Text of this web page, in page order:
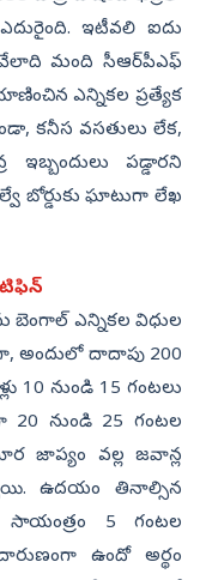
ఇటీవలి ఐదు
వేలాది మంది సీఆర్‌పీఎఫ్
ఎన్నికల ప్రత్యేక
కనీస వసతులు లేక,
పడ్డారని
బోర్డుకు ఘాటుగా లేఖ
బెంగాల్ ఎన్నికల విధుల
అందులో దాదాపు 200
10 నుండి 15 గంటలు
20 నుండి 25 గంటల
జాప్యం వల్ల జవాన్ల
ఉదయం తినాల్సిన
సాయంత్రం 5 గంటల
ఉందో అర్థం